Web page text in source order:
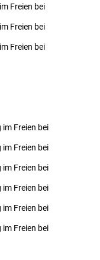
Freien bei
Freien bei
Freien bei
Freien bei
Freien bei
Freien bei
Freien bei
Freien bei
Freien bei